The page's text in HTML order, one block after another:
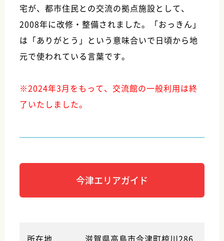
宅が、都市住民との交流の拠点施設として、
2008年に改修・整備されました。「おっきん」
は「ありがとう」という意味合いで日頃から地
元で使われている言葉です。
※2024年3月をもって、交流館の一般利用は終
了いたしました。
今津エリアガイド
所在地 滋賀県高島市今津町椋川286